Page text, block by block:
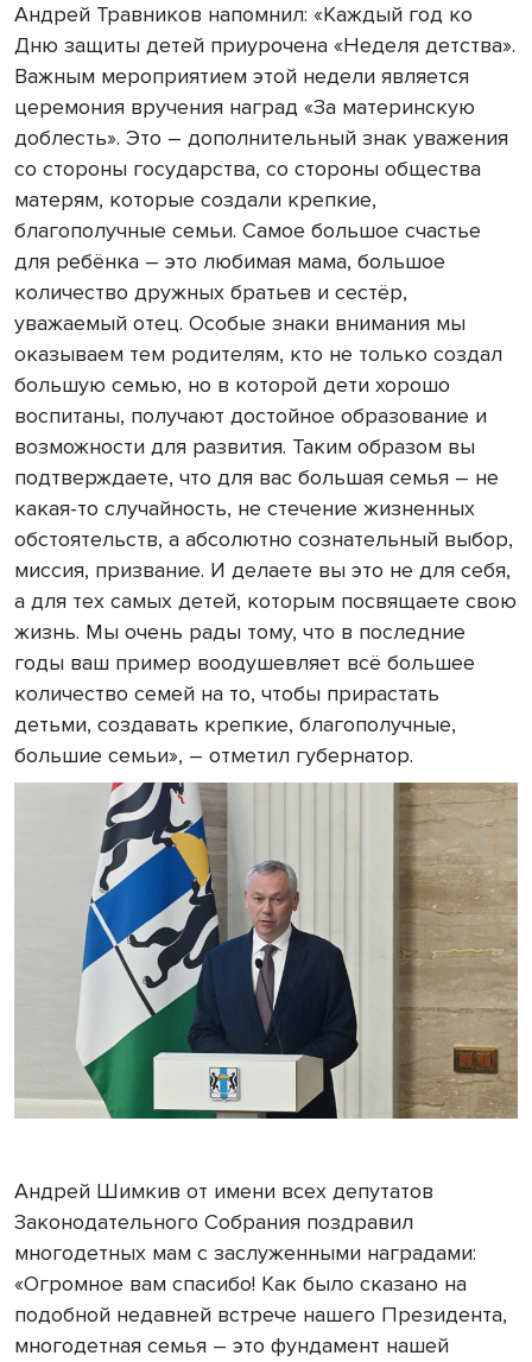
Андрей Травников напомнил: «Каждый год ко
Дню защиты детей приурочена «Неделя детства».
Важным мероприятием этой недели является
церемония вручения наград «За материнскую
доблесть». Это – дополнительный знак уважения
со стороны государства, со стороны общества
матерям, которые создали крепкие,
благополучные семьи. Самое большое счастье
для ребёнка – это любимая мама, большое
количество дружных братьев и сестёр,
уважаемый отец. Особые знаки внимания мы
оказываем тем родителям, кто не только создал
большую семью, но в которой дети хорошо
воспитаны, получают достойное образование и
возможности для развития. Таким образом вы
подтверждаете, что для вас большая семья – не
какая-то случайность, не стечение жизненных
обстоятельств, а абсолютно сознательный выбор,
миссия, призвание. И делаете вы это не для себя,
а для тех самых детей, которым посвящаете свою
жизнь. Мы очень рады тому, что в последние
годы ваш пример воодушевляет всё большее
количество семей на то, чтобы прирастать
детьми, создавать крепкие, благополучные,
большие семьи», – отметил губернатор.
Андрей Шимкив от имени всех депутатов
Законодательного Собрания поздравил
многодетных мам с заслуженными наградами:
«Огромное вам спасибо! Как было сказано на
подобной недавней встрече нашего Президента,
многодетная семья – это фундамент нашей